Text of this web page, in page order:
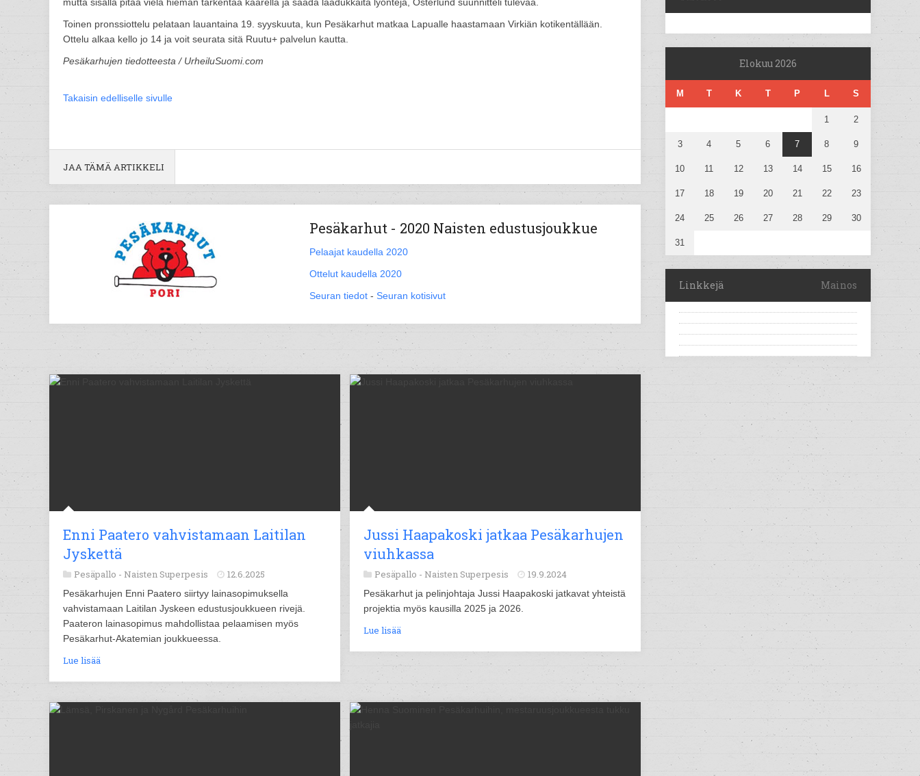
Toinen pronssiottelu pelataan lauantaina 19. syyskuuta, kun Pesäkarhut matkaa Lapualle haastamaan Virkiän kotikentällään.
Ottelu alkaa kello jo 14 ja voit seurata sitä Ruutu+ palvelun kautta.
Pesäkarhujen tiedotteesta / UrheiluSuomi.com
Takaisin edelliselle sivulle
JAA TÄMÄ ARTIKKELI
Pesäkarhut - 2020 Naisten edustusjoukkue
Pelaajat kaudella 2020
Ottelut kaudella 2020
Seuran tiedot - Seuran kotisivut
Enni Paatero vahvistamaan Laitilan
Jyskettä
Pesäpallo - Naisten Superpesis 12.6.2025
Pesäkarhujen Enni Paatero siirtyy lainasopimuksella
vahvistamaan Laitilan Jyskeen edustusjoukkueen rivejä.
Paateron lainasopimus mahdollistaa pelaamisen myös
Pesäkarhut-Akatemian joukkueessa.
Lue lisää
Jussi Haapakoski jatkaa Pesäkarhujen
viuhkassa
Pesäpallo - Naisten Superpesis 19.9.2024
Pesäkarhut ja pelinjohtaja Jussi Haapakoski jatkavat yhteistä
projektia myös kausilla 2025 ja 2026.
Lue lisää
Elokuu 2026
M T K T P L S
1 2
3 4 5 6 7 8 9
10 11 12 13 14 15 16
17 18 19 20 21 22 23
24 25 26 27 28 29 30
31
Linkkejä Mainos